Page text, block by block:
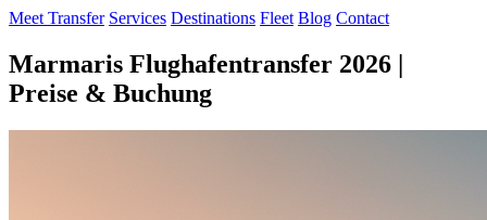
Meet Transfer Services Destinations Fleet Blog Contact
Marmaris Flughafentransfer 2026 |
Preise & Buchung